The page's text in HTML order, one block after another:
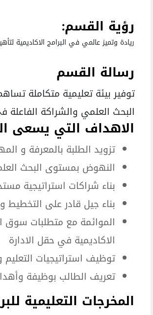
رؤية القسم:
ريادة وتميز عالمي في البرامج الاكاديمية
رسالة القسم
توفير بيئة تعليمية متكاملة
البحث العلمي والشراكة
الاهداف التي يسعى
تزويد الطلبة بالمعرفة و
النهوض بمستوى البحث
بناء شراكات استراتيجية
بناء جيل قادر على التخطيط و
الموائمة مع متطلبات سوق
الاكاديمية في حقل الادارة
توظيف استراتيجيات التعليم
تعريف الطالب بوظيفة
المخرجات التعليمية